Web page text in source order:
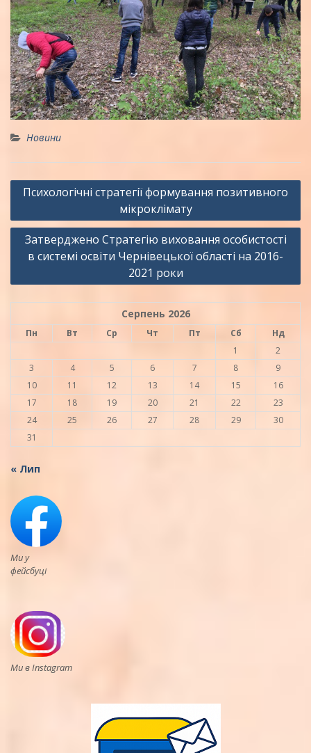
Новини
Навігація
Психологічні стратегії формування позитивного
мікроклімату
Затверджено Стратегію виховання особистості
в системі освіти Чернівецької області на 2016-
2021 роки
Серпень 2026
Пн Вт Ср Чт Пт Сб
Нд
1
2
3
4 5 6 7 8
9
10
11 12 13 14 15
16
17
18 19 20 21 22
23
24
25 26 27 28 29
30
31
« Лип
Ми у
фейсбуці
Ми в Instagram